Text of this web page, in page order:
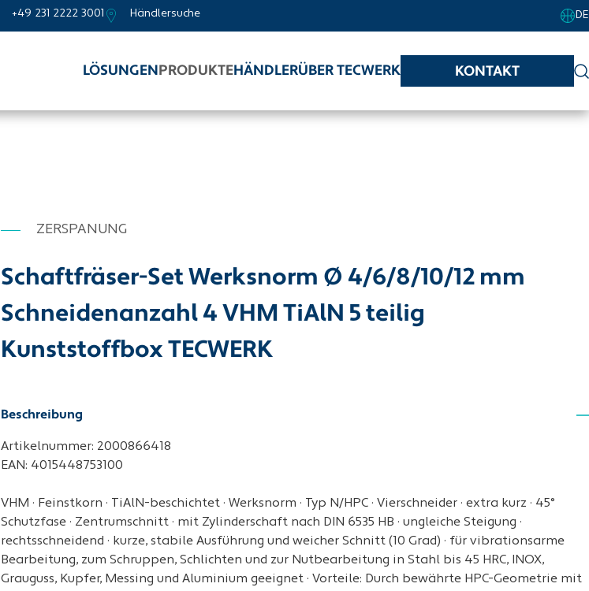
+49 231 2222 3001 Händlersuche DE
LÖSUNGEN PRODUKTEHÄNDLERÜBER TECWERK KONTAKT
ZERSPANUNG
Schaftfräser-Set Werksnorm Ø 4/6/8/10/12 mm
Schneidenanzahl 4 VHM TiAlN 5 teilig
Kunststoffbox TECWERK
Beschreibung
Artikelnummer: 2000866418
EAN: 4015448753100
VHM · Feinstkorn · TiAlN-beschichtet · Werksnorm · Typ N/HPC · Vierschneider · extra kurz · 45°
Schutzfase · Zentrumschnitt · mit Zylinderschaft nach DIN 6535 HB · ungleiche Steigung ·
rechtsschneidend · kurze, stabile Ausführung und weicher Schnitt (10 Grad) · für vibrationsarme
Bearbeitung, zum Schruppen, Schlichten und zur Nutbearbeitung in Stahl bis 45 HRC, INOX,
Grauguss, Kupfer, Messing und Aluminium geeignet · Vorteile: Durch bewährte HPC-Geometrie mit